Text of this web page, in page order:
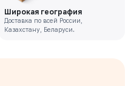
Широкая география
Доставка по всей России,
Казахстану, Беларуси.